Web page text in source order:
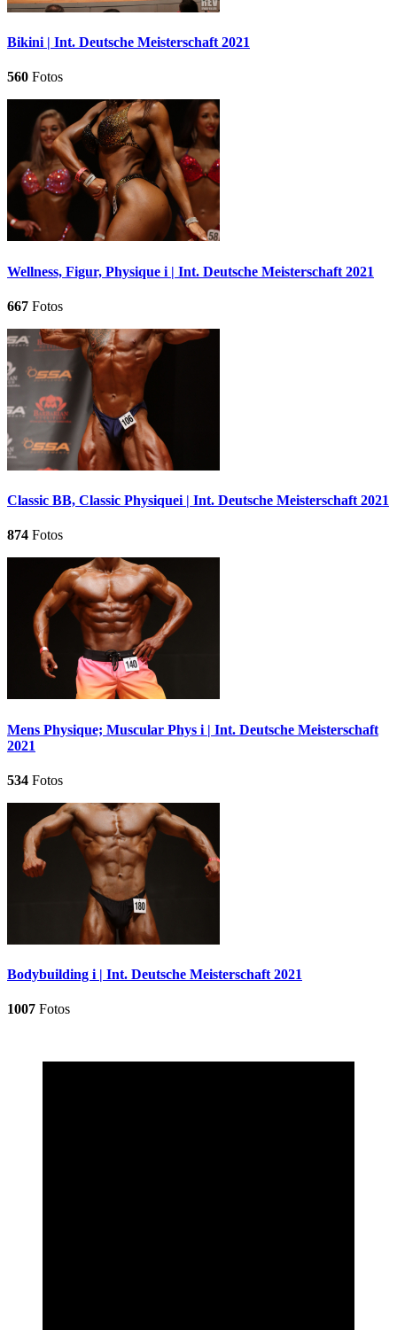
Bikini | Int. Deutsche Meisterschaft 2021
560 Fotos
Wellness, Figur, Physique i | Int. Deutsche Meisterschaft 2021
667 Fotos
Classic BB, Classic Physiquei | Int. Deutsche Meisterschaft 2021
874 Fotos
Mens Physique; Muscular Phys i | Int. Deutsche Meisterschaft
2021
534 Fotos
Bodybuilding i | Int. Deutsche Meisterschaft 2021
1007 Fotos